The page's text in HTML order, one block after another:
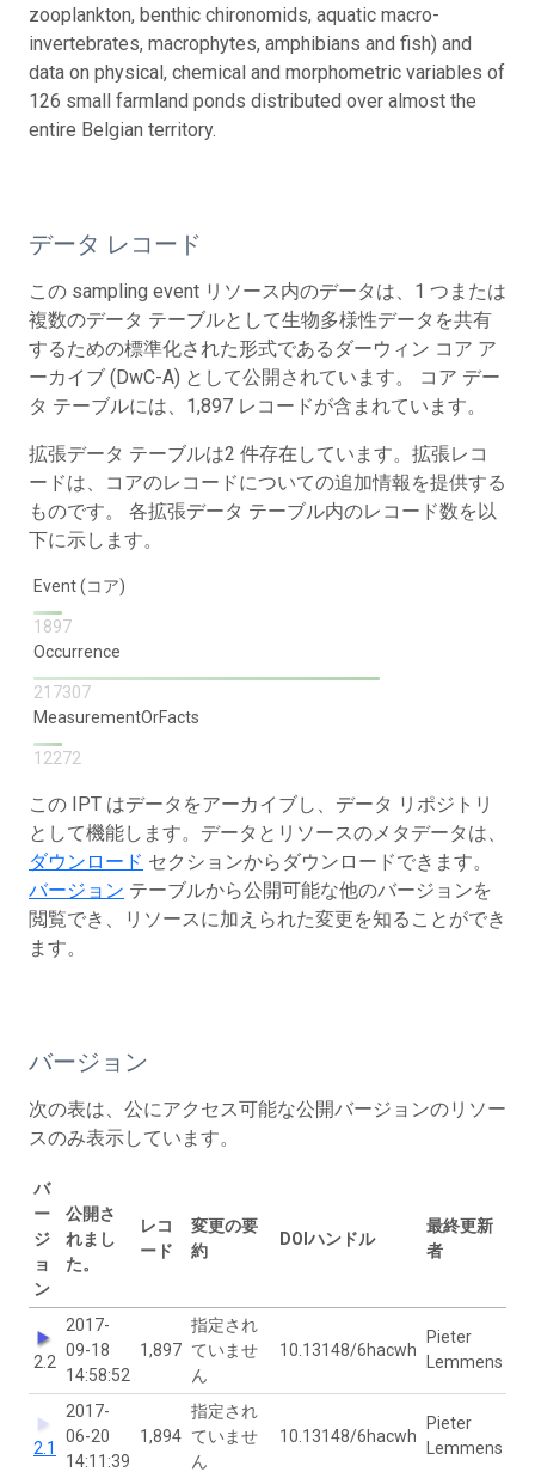
zooplankton, benthic chironomids, aquatic macro-
invertebrates, macrophytes, amphibians and fish) and
data on physical, chemical and morphometric variables of
126 small farmland ponds distributed over almost the
entire Belgian territory.
データ レコード
この sampling event リソース内のデータは、1 つまたは
複数のデータ テーブルとして生物多様性データを共有
するための標準化された形式であるダーウィン コア ア
ーカイブ (DwC-A) として公開されています。 コア デー
タ テーブルには、1,897 レコードが含まれています。
拡張データ テーブルは2 件存在しています。拡張レコ
ードは、コアのレコードについての追加情報を提供する
ものです。 各拡張データ テーブル内のレコード数を以
下に示します。
Event (コア)
1897
Occurrence
217307
MeasurementOrFacts
12272
この IPT はデータをアーカイブし、データ リポジトリ
として機能します。データとリソースのメタデータは、
ダウンロード セクションからダウンロードできます。
バージョン テーブルから公開可能な他のバージョンを
閲覧でき、リソースに加えられた変更を知ることができ
ます。
バージョン
次の表は、公にアクセス可能な公開バージョンのリソー
スのみ表示しています。
バ
ー
ジ
ョ
ン
公開さ
れまし
た。
レコ
ード
変更の要
約
DOIハンドル
最終更新
者
2.2
2017-
09-18
14:58:52
1,897
指定され
ていませ
ん
10.13148/6hacwh
Pieter
Lemmens
2.1
2017-
06-20
14:11:39
1,894
指定され
ていませ
ん
10.13148/6hacwh
Pieter
Lemmens